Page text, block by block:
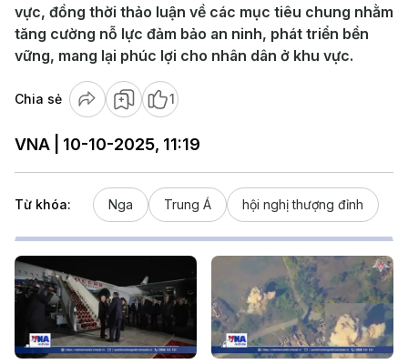
vực, đồng thời thảo luận về các mục tiêu chung nhằm
tăng cường nỗ lực đảm bảo an ninh, phát triển bền
vững, mang lại phúc lợi cho nhân dân ở khu vực.
Chia sẻ 1
VNA | 10-10-2025, 11:19
Từ khóa: Nga Trung Á hội nghị thượng đỉnh